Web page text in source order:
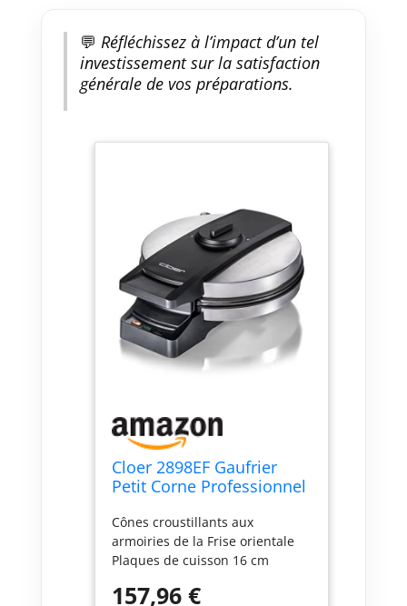
💬 Réfléchissez à l’impact d’un tel
investissement sur la satisfaction
générale de vos préparations.
Cloer 2898EF Gaufrier
Petit Corne Professionnel
orientale pour cônes
extrêmement fins et
croustillants, Plaques de
Cônes croustillants aux
armoiries de la Frise orientale
Plaques de cuisson 16 cm
anti-adhésif. particulièrement
157,96 €